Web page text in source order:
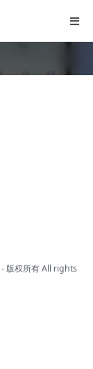
- 版权所有All rights